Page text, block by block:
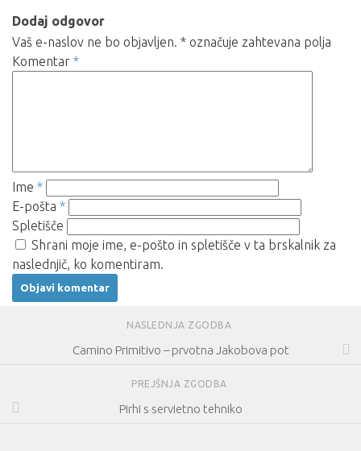
Dodaj odgovor
Vaš e-naslov ne bo objavljen. * označuje zahtevana polja
Komentar *
Ime *
E-pošta *
Spletišče
Shrani moje ime, e-pošto in spletišče v ta brskalnik za
naslednjič, ko komentiram.
NASLEDNJA ZGODBA
Camino Primitivo – prvotna Jakobova pot
PREJŠNJA ZGODBA
Pirhi s servietno tehniko